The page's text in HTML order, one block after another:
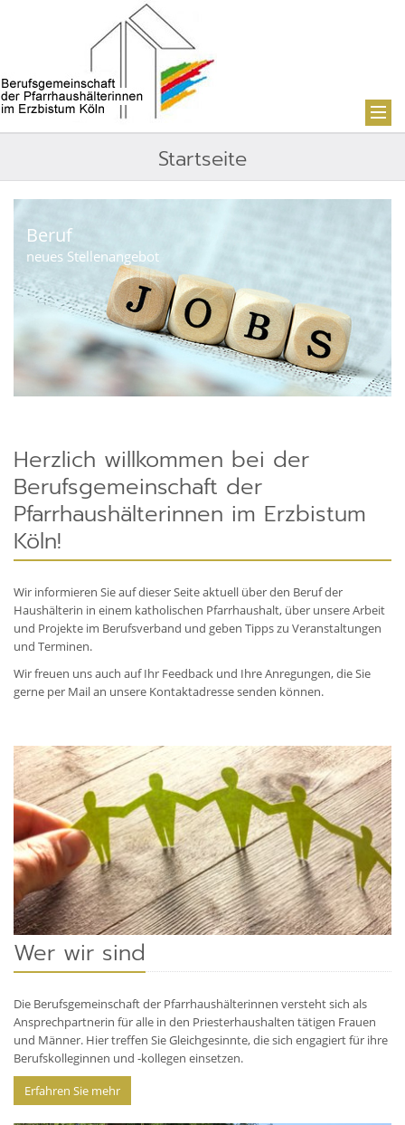
Startseite
Beruf
neues Stellenangebot
Herzlich willkommen bei der
Berufsgemeinschaft der
Pfarrhaushälterinnen im Erzbistum
Köln!
Wir informieren Sie auf dieser Seite aktuell über den Beruf der
Haushälterin in einem katholischen Pfarrhaushalt, über unsere Arbeit
und Projekte im Berufsverband und geben Tipps zu Veranstaltungen
und Terminen.
Wir freuen uns auch auf Ihr Feedback und Ihre Anregungen, die Sie
gerne per Mail an unsere Kontaktadresse senden können.
Wer wir sind
Die Berufsgemeinschaft der Pfarrhaushälterinnen versteht sich als
Ansprechpartnerin für alle in den Priesterhaushalten tätigen Frauen
und Männer. Hier treffen Sie Gleichgesinnte, die sich engagiert für ihre
Berufskolleginnen und -kollegen einsetzen.
Erfahren Sie mehr